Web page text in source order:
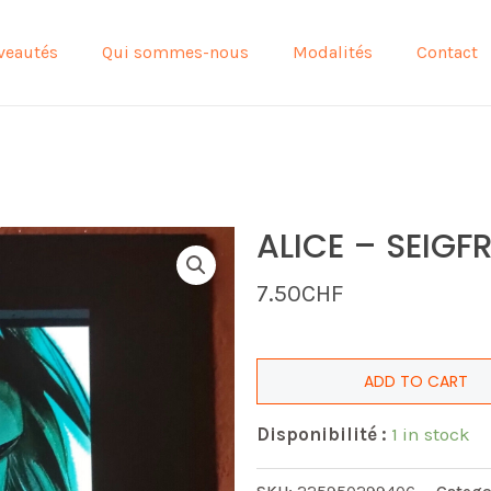
Qui sommes-nous Modalités Contact
ALICE –
7.50CHF
ADD TO CART
Disponibilité : 1 in stock